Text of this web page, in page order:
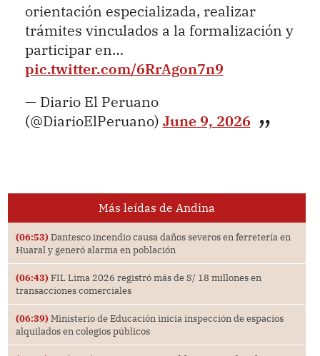
orientación especializada, realizar
trámites vinculados a la formalización y
participar en…
pic.twitter.com/6RrAgon7n9
— Diario El Peruano
(@DiarioElPeruano) June 9, 2026
Más leídas de Andina
(06:53) Dantesco incendio causa daños severos en ferretería en
Huaral y generó alarma en población
(06:43) FIL Lima 2026 registró más de S/ 18 millones en
transacciones comerciales
(06:39) Ministerio de Educación inicia inspección de espacios
alquilados en colegios públicos